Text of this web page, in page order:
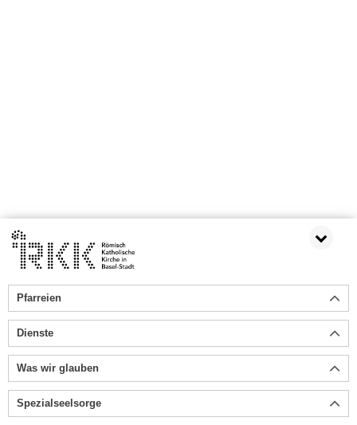
Pfarreien
Dienste
Was wir glauben
Spezialseelsorge